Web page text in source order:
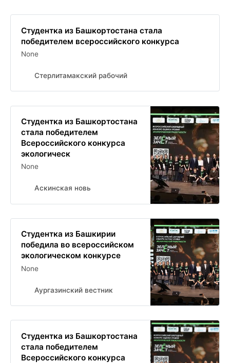
Студентка из Башкортостана стала
победителем всероссийского конкурса
None
Стерлитамакский рабочий
Студентка из Башкортостана
стала победителем
Всероссийского конкурса
экологическ
None
Аскинская новь
Студентка из Башкирии
победила во всероссийском
экологическом конкурсе
None
Аургазинский вестник
Студентка из Башкортостана
стала победителем
Всероссийского конкурса